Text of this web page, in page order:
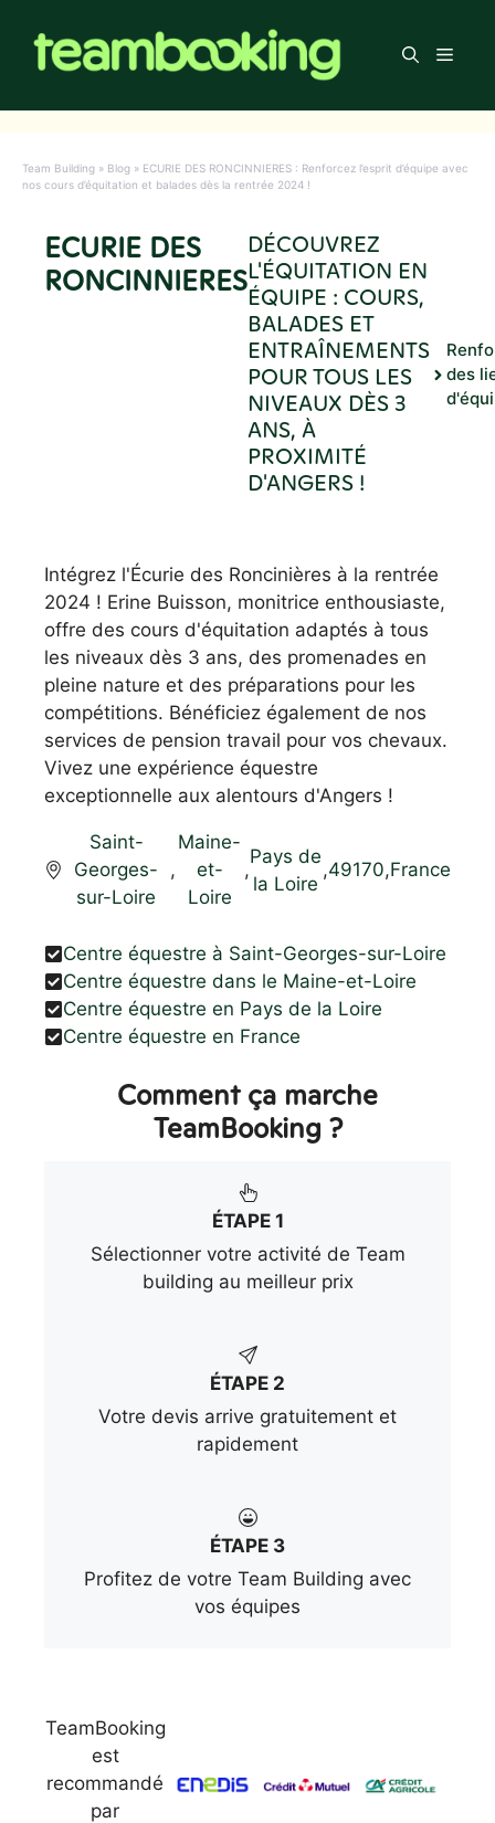
contenu
Menu
Team Building » Blog » ECURIE DES RONCINNIERES : Renforcez l’esprit d’équipe avec
nos cours d’équitation et balades dès la rentrée 2024 !
ECURIE DES
RONCINNIERES
DÉCOUVREZ
L'ÉQUITATION EN
ÉQUIPE : COURS,
BALADES ET
ENTRAÎNEMENTS
POUR TOUS LES
NIVEAUX DÈS 3
ANS, À
PROXIMITÉ
D'ANGERS !
des
Intégrez l'Écurie des Roncinières à la rentrée
2024 ! Erine Buisson, monitrice enthousiaste,
offre des cours d'équitation adaptés à tous
les niveaux dès 3 ans, des promenades en
pleine nature et des préparations pour les
compétitions. Bénéficiez également de nos
services de pension travail pour vos chevaux.
Vivez une expérience équestre
exceptionnelle aux alentours d'Angers !
Saint-
Georges-
sur-Loire
,
Maine-
et-
Loire
,
Pays de
la Loire
,49170,France
Centre équestre à Saint-Georges-sur-Loire
Centre équestre dans le Maine-et-Loire
Centre équestre en Pays de la Loire
Centre équestre en France
Comment ça marche
TeamBooking ?
ÉTAPE 1
Sélectionner votre activité de Team
building au meilleur prix
ÉTAPE 2
Votre devis arrive gratuitement et
rapidement
ÉTAPE 3
Profitez de votre Team Building avec
vos équipes
TeamBooking
est
recommandé
par